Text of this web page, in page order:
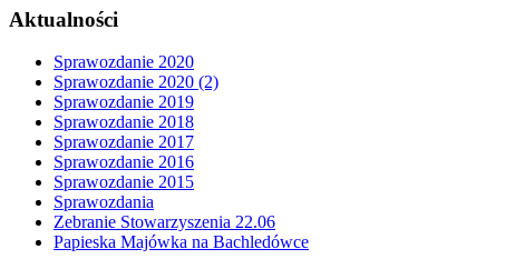
Aktualności
Sprawozdanie 2020
Sprawozdanie 2020 (2)
Sprawozdanie 2019
Sprawozdanie 2018
Sprawozdanie 2017
Sprawozdanie 2016
Sprawozdanie 2015
Sprawozdania
Zebranie Stowarzyszenia 22.06
Papieska Majówka na Bachledówce